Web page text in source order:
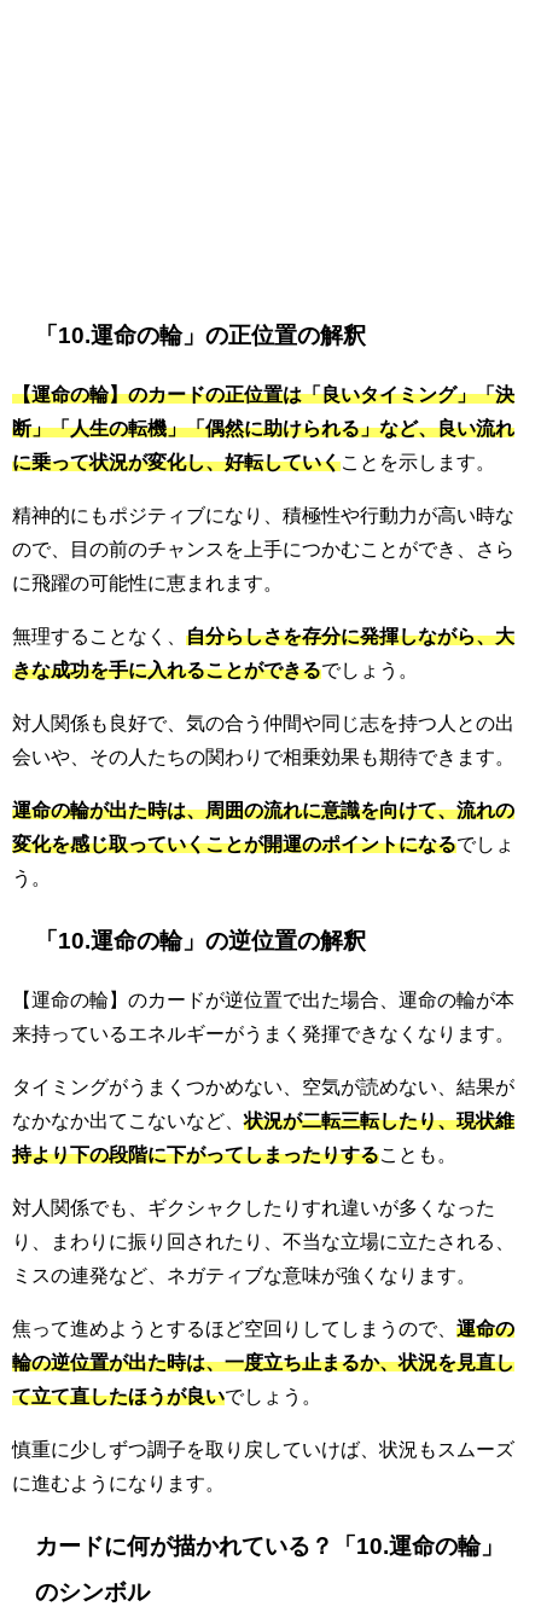
「10.運命の輪」の正位置の解釈
【運命の輪】のカードの正位置は「良いタイミング」「決
断」「人生の転機」「偶然に助けられる」など、良い流れ
に乗って状況が変化し、好転していく ことを示します。
精神的にもポジティブになり、積極性や行動力が高い時な
ので、目の前のチャンスを上手につかむことができ、さら
に飛躍の可能性に恵まれます。
無理することなく、 自分らしさを存分に発揮しながら、大
きな成功を手に入れることができるでしょう。
対人関係も良好で、気の合う仲間や同じ志を持つ人との出
会いや、その人たちの関わりで相乗効果も期待できます。
運命の輪が出た時は、周囲の流れに意識を向けて、流れの
変化を感じ取っていくことが開運のポイントになるでしょ
う。
「10.運命の輪」の逆位置の解釈
【運命の輪】のカードが逆位置で出た場合、運命の輪が本
来持っているエネルギーがうまく発揮できなくなります。
タイミングがうまくつかめない、空気が読めない、結果が
なかなか出てこないなど、状況が二転三転したり、現状維
持より下の段階に下がってしまったりすることも。
対人関係でも、ギクシャクしたりすれ違いが多くなった
り、まわりに振り回されたり、不当な立場に立たされる、
ミスの連発など、ネガティブな意味が強くなります。
焦って進めようとするほど空回りしてしまうので、 運命の
輪の逆位置が出た時は、一度立ち止まるか、状況を見直し
て立て直したほうが良いでしょう。
慎重に少しずつ調子を取り戻していけば、状況もスムーズ
に進むようになります。
カードに何が描かれている？「10.運命の輪」
のシンボル